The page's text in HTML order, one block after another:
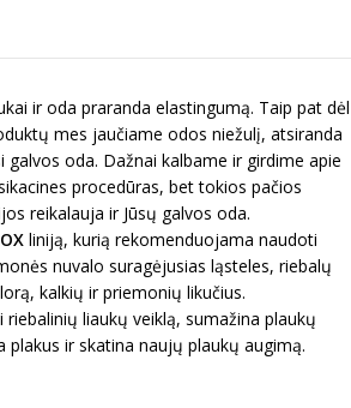
ir oda praranda elastingumą. Taip pat dėl
mes jaučiame odos niežulį, atsiranda
galvos oda. Dažnai kalbame ir girdime apie
procedūras, bet tokios pačios
reikalauja ir Jūsų galvos oda.
liniją, kurią rekomenduojama naudoti
nuvalo suragėjusias ląsteles, riebalų
kalkių ir priemonių likučius.
riebalinių liaukų veiklą, sumažina plaukų
plakus ir skatina naujų plaukų augimą.